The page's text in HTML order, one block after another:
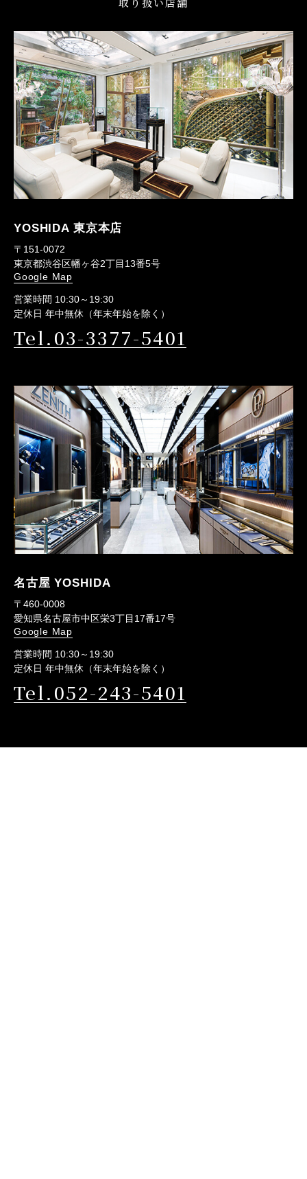
YOSHIDA 東京本店
〒151-0072
東京都渋谷区幡ヶ谷2丁目13番5号
Google Map
営業時間 10:30～19:30
定休日 年中無休（年末年始を除く）
Tel.03-3377-5401
名古屋 YOSHIDA
〒460-0008
愛知県名古屋市中区栄3丁目17番17号
Google Map
営業時間 10:30～19:30
定休日 年中無休（年末年始を除く）
Tel.052-243-5401